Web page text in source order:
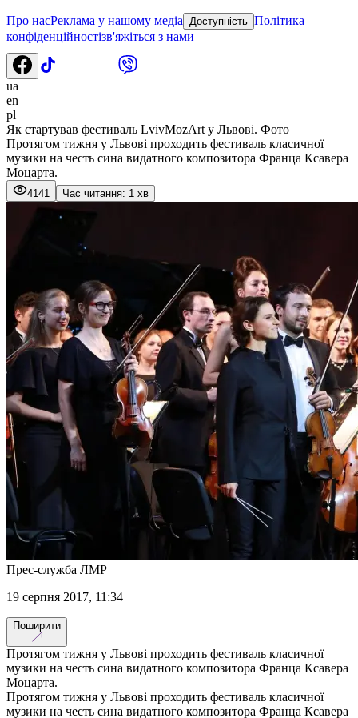
Про насРеклама у нашому медіа Доступність Політика
конфіденційностізв'яжіться з нами
ua
en
pl
Як стартував фестиваль LvivMozArt у Львові. Фото
Протягом тижня у Львові проходить фестиваль класичної
музики на честь сина видатного композитора Франца Ксавера
Моцарта.
4141 Час читання: 1 хв
Прес-служба ЛМР
19 серпня 2017, 11:34
Поширити
Протягом тижня у Львові проходить фестиваль класичної
музики на честь сина видатного композитора Франца Ксавера
Моцарта.
Протягом тижня у Львові проходить фестиваль класичної
музики на честь сина видатного композитора Франца Ксавера